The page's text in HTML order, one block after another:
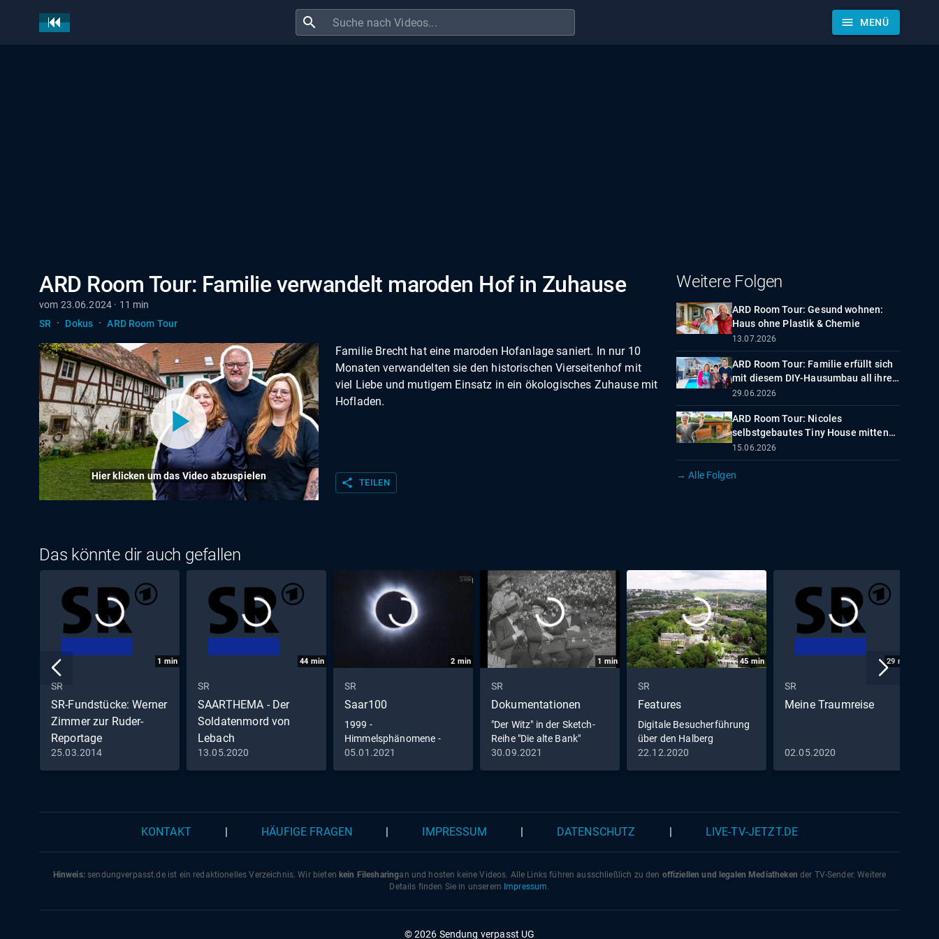
search menu MENÜ
ARD Room Tour: Familie verwandelt maroden Hof in Zuhause
vom 23.06.2024 · 11 min
SR
· Dokus · ARD Room Tour
Hier klicken um das Video abzuspielen
Familie Brecht hat eine maroden Hofanlage saniert. In nur 10
Monaten verwandelten sie den historischen Vierseitenhof mit
viel Liebe und mutigem Einsatz in ein ökologisches Zuhause mit
Hofladen.
share TEILEN
Weitere Folgen
ARD Room Tour: Gesund wohnen:
Haus ohne Plastik & Chemie
13.07.2026
ARD Room Tour: Familie erfüllt sich
mit diesem DIY-Hausumbau all ihre
Träume
29.06.2026
ARD Room Tour: Nicoles
selbstgebautes Tiny House mitten
im Grünen
15.06.2026
→ Alle Folgen
Das könnte dir auch gefallen
1 min
SR
SR-Fundstücke: Werner
Zimmer zur Ruder-
Reportage
Werner Zimmer zur Ruder-
Reportage Dreisbach.
25.03.2014
44 min
SR
SAARTHEMA - Der
Soldatenmord von
Lebach
13.05.2020
2 min
SR
Saar100
1999 -
Himmelsphänomene -
Marienerscheinung und
05.01.2021
1 min
SR
Dokumentationen
"Der Witz" in der Sketch-
Reihe "Die alte Bank"
30.09.2021
45min
SR
Features
Digitale Besucherführung
über den Halberg
22.12.2020
29 min
SR
Meine Traumreise
02.05.2020
KONTAKT HÄUFIGE FRAGEN IMPRESSUM DATENSCHUTZ LIVE-TV-JETZT.DE
Hinweis:sendungverpasst.deist ein redaktionelles Verzeichnis. Wir bieten kein Filesharingan und hosten keine Videos. Alle Links führen ausschließlich zu den offiziellen und legalen Mediatheken der TV-Sender. Weitere
Details finden Sie in unserem Impressum.
© 2026 Sendung verpasst UG